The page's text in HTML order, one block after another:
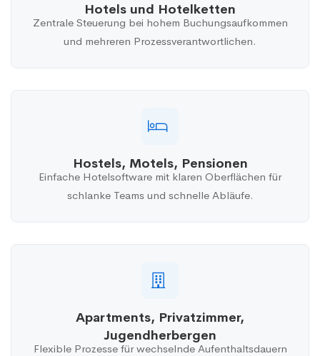
Hotels und Hotelketten
Zentrale Steuerung bei hohem Buchungsaufkommen
und mehreren Prozessverantwortlichen.
Hostels, Motels, Pensionen
Einfache Hotelsoftware mit klaren Oberflächen für
schlanke Teams und schnelle Abläufe.
Apartments, Privatzimmer,
Jugendherbergen
Flexible Prozesse für wechselnde Aufenthaltsdauern